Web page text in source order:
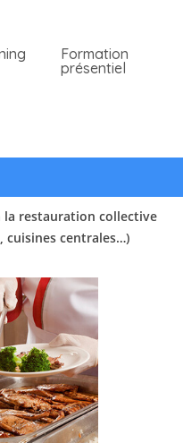
Formation
présentiel
la restauration collective
cuisines centrales…)